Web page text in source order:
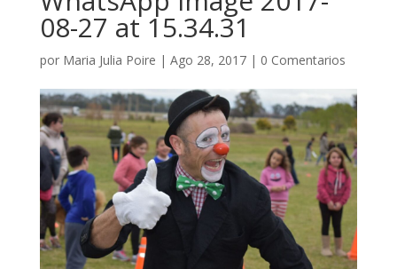
08-27 at 15.34.31
por Maria Julia Poire | Ago 28, 2017| 0 Comentarios